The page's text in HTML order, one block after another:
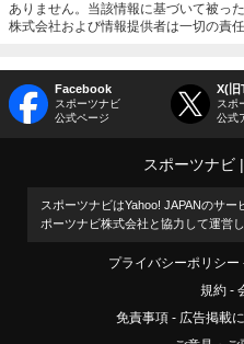
ありません。当該情報に基づいて被っ
株式会社および情報提供者は一切の責
Facebook
スポーツナビ
公式ページ
X(旧
スポ
公式
スポーツナビ
スポーツナビはYahoo! JAPANのサ
ポーツナビ株式会社と協力して運営し
プライバシーポリシー
規約
免責事項
広告掲載